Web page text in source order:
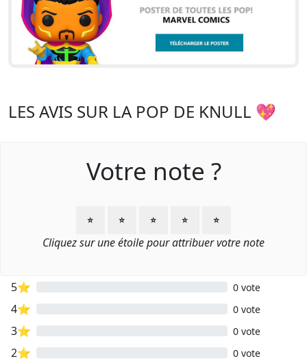
LES AVIS SUR LA POP DE KNULL 💖
Votre note ?
⭐ ⭐ ⭐ ⭐ ⭐
Cliquez sur une étoile pour attribuer votre note
5⭐ 0 vote
4⭐ 0 vote
3⭐ 0 vote
2⭐ 0 vote